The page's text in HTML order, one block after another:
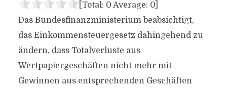
[Total: 0 Average: 0]
Das Bundesfinanzministerium beabsichtigt,
das Einkommensteuergesetz dahingehend zu
ändern, dass Totalverluste aus
Wertpapiergeschäften nicht mehr mit
Gewinnen aus entsprechenden Geschäften